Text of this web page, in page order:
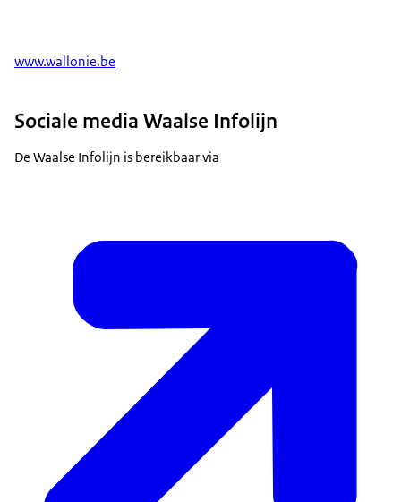
www.wallonie.be
Sociale media Waalse Infolijn
De Waalse Infolijn is bereikbaar via